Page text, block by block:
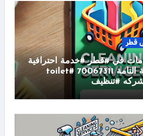
قطر
في #قطر #خدمة احترافية
لضمان النظافة التامة 70067311 #toilet